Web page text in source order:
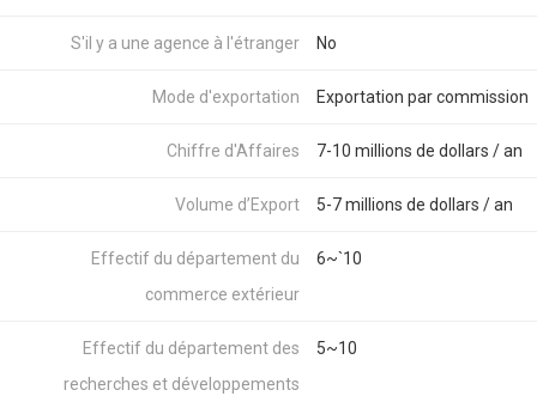
S'il y a une agence à l'étranger No
Mode d'exportation Exportation par commission
Chiffre d'Affaires 7-10 millions de dollars / an
Volume d’Export 5-7 millions de dollars / an
Effectif du département du
commerce extérieur
6~`10
Effectif du département des
recherches et développements
5~10